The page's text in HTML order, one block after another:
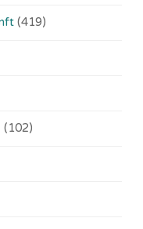
(419)
(102)